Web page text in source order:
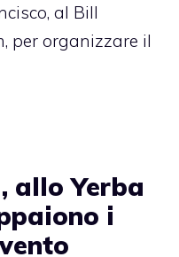
al Bill
per organizzare il
allo Yerba
i